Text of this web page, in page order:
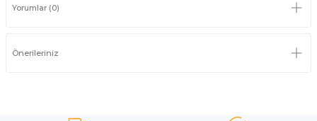
Yorumlar (0)
Önerileriniz